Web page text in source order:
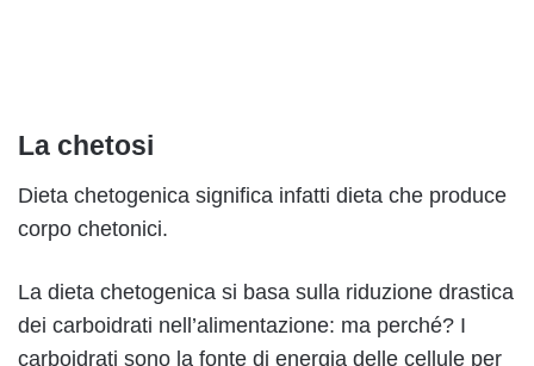
La chetosi
Dieta chetogenica significa infatti dieta che produce
corpo chetonici.
La dieta chetogenica si basa sulla riduzione drastica
dei carboidrati nell’alimentazione: ma perché? I
carboidrati sono la fonte di energia delle cellule per